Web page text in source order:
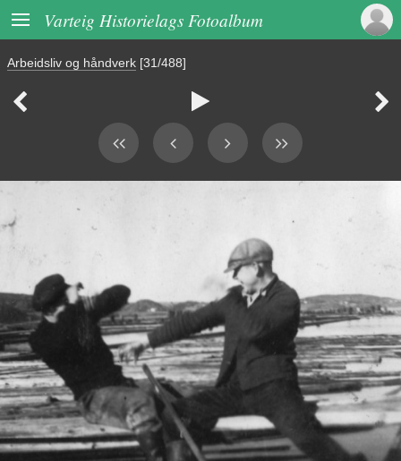
 Varteig Historielags Fotoalbum
Arbeidsliv og håndverk [31/488]
  